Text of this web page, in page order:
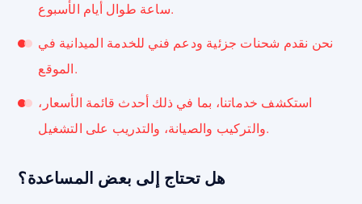
ساعة طوال أيام الأسبوع.
نحن نقدم شحنات جزئية ودعم فني للخدمة الميدانية في
الموقع.
استكشف خدماتنا، بما في ذلك أحدث قائمة الأسعار،
والتركيب والصيانة، والتدريب على التشغيل.
هل تحتاج إلى بعض المساعدة؟